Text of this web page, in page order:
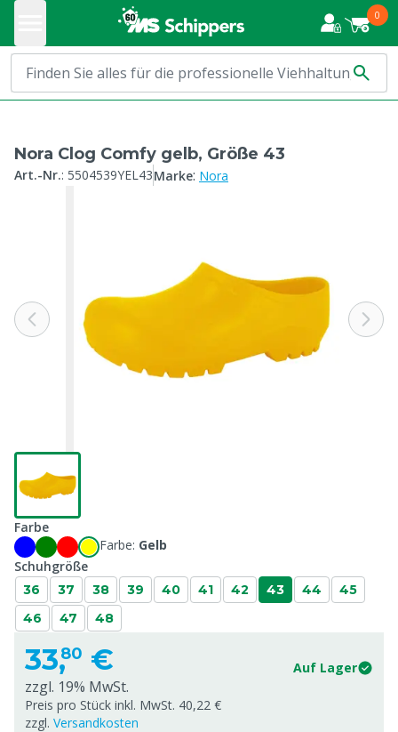
0
Nora Clog Comfy gelb, Größe 43
Art.-Nr.: 5504539YEL43Marke: Nora
Farbe
Farbe: Gelb
Schuhgröße
36 37 38 39 40 41 42 43 44
45
46
47 48
33,80 € Auf Lager
zzgl. 19% MwSt.
Preis pro Stück inkl. MwSt. 40,22 €
zzgl. Versandkosten